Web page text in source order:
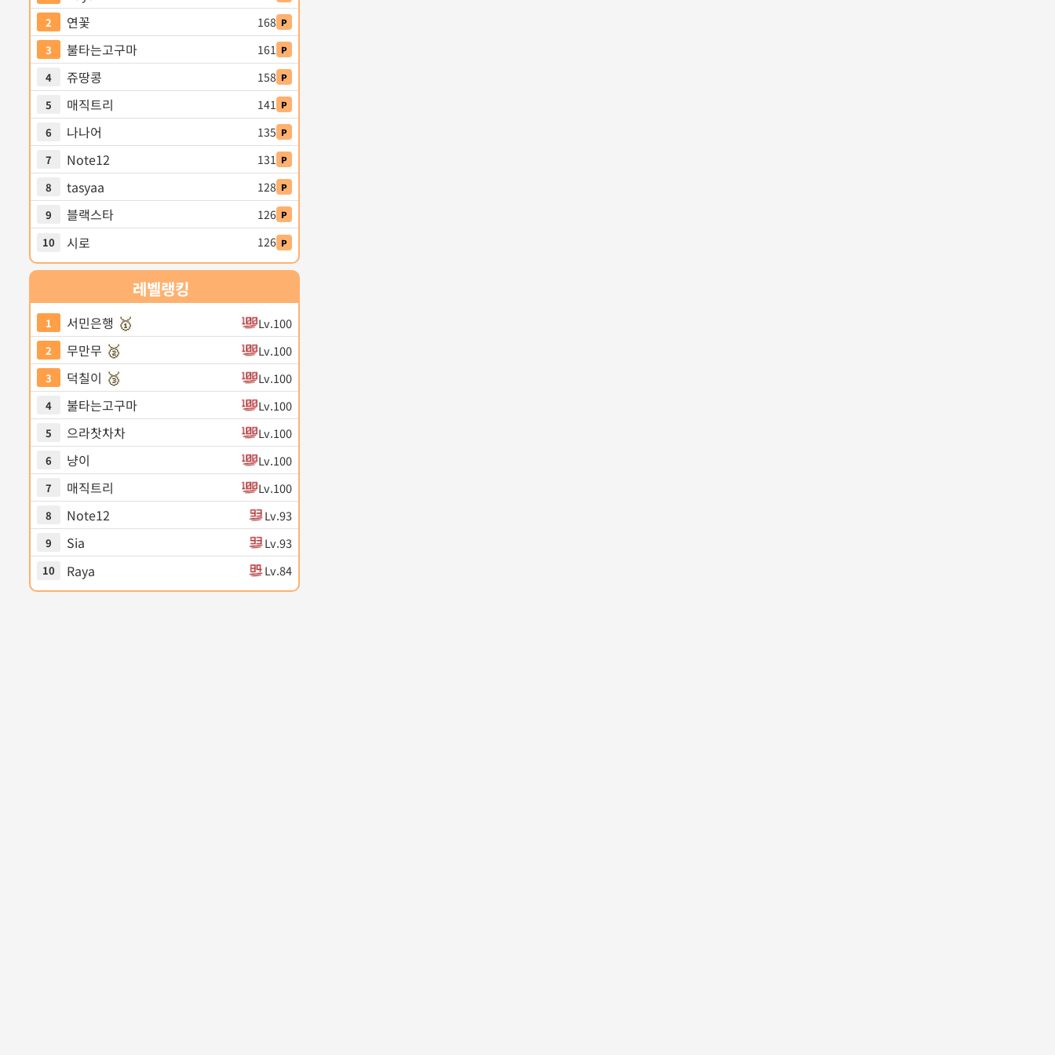
2 연꽃 168 P
3 불타는고구마 161 P
4 쥬땅콩 158 P
5 매직트리 141 P
6 나나어 135 P
7 Note12 131 P
8 tasyaa 128 P
9 블랙스타 126 P
10 시로 126 P
레벨랭킹
1 서민은행 🥇 Lv.100
2 무만무 🥈 Lv.100
3 덕칠이 🥉 Lv.100
4 불타는고구마 Lv.100
5 으라찻차차 Lv.100
6 냥이 Lv.100
7 매직트리 Lv.100
8 Note12 Lv.93
9 Sia Lv.93
10 Raya Lv.84